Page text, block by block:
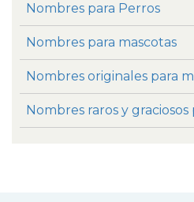
Nombres para Perros
Nombres para mascotas
Nombres originales para
Nombres raros y graciosos